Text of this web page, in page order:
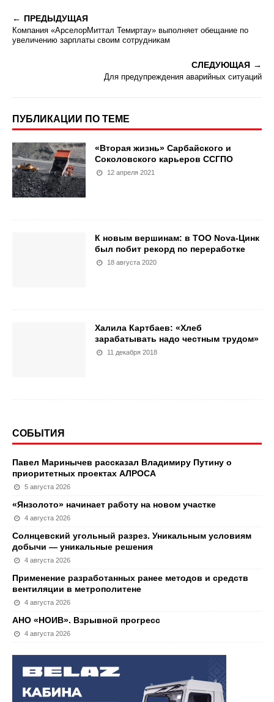
ПРЕДЫДУЩАЯ
Компания «АрселорМиттал Темиртау» выполняет обещание по
увеличению зарплаты своим сотрудникам
СЛЕДУЮЩАЯ
Для предупреждения аварийных ситуаций
ПУБЛИКАЦИИ ПО ТЕМЕ
«Вторая жизнь» Сарбайского и
Соколовского карьеров ССГПО
12 апреля 2021
К новым вершинам: в ТОО Nova-Цинк
был побит рекорд по переработке
18 августа 2020
Халила Картбаев: «Хлеб
зарабатывать надо честным трудом»
11 декабря 2018
СОБЫТИЯ
Павел Маринычев рассказал Владимиру Путину о
приоритетных проектах АЛРОСА
5 августа 2026
«Янзолото» начинает работу на новом участке
4 августа 2026
Солнцевский угольный разрез. Уникальным условиям
добычи — уникальные решения
4 августа 2026
Применение разработанных ранее методов и средств
вентиляции в метрополитене
4 августа 2026
АНО «НОИВ». Взрывной прогресс
4 августа 2026